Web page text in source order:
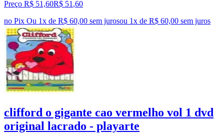
Preço R$ 51,60R$ 51 ,60
no Pix Ou 1x de R$ 60,00 sem jurosou 1x de R$ 60,00 sem juros
clifford o gigante cao vermelho vol 1 dvd
original lacrado - playarte